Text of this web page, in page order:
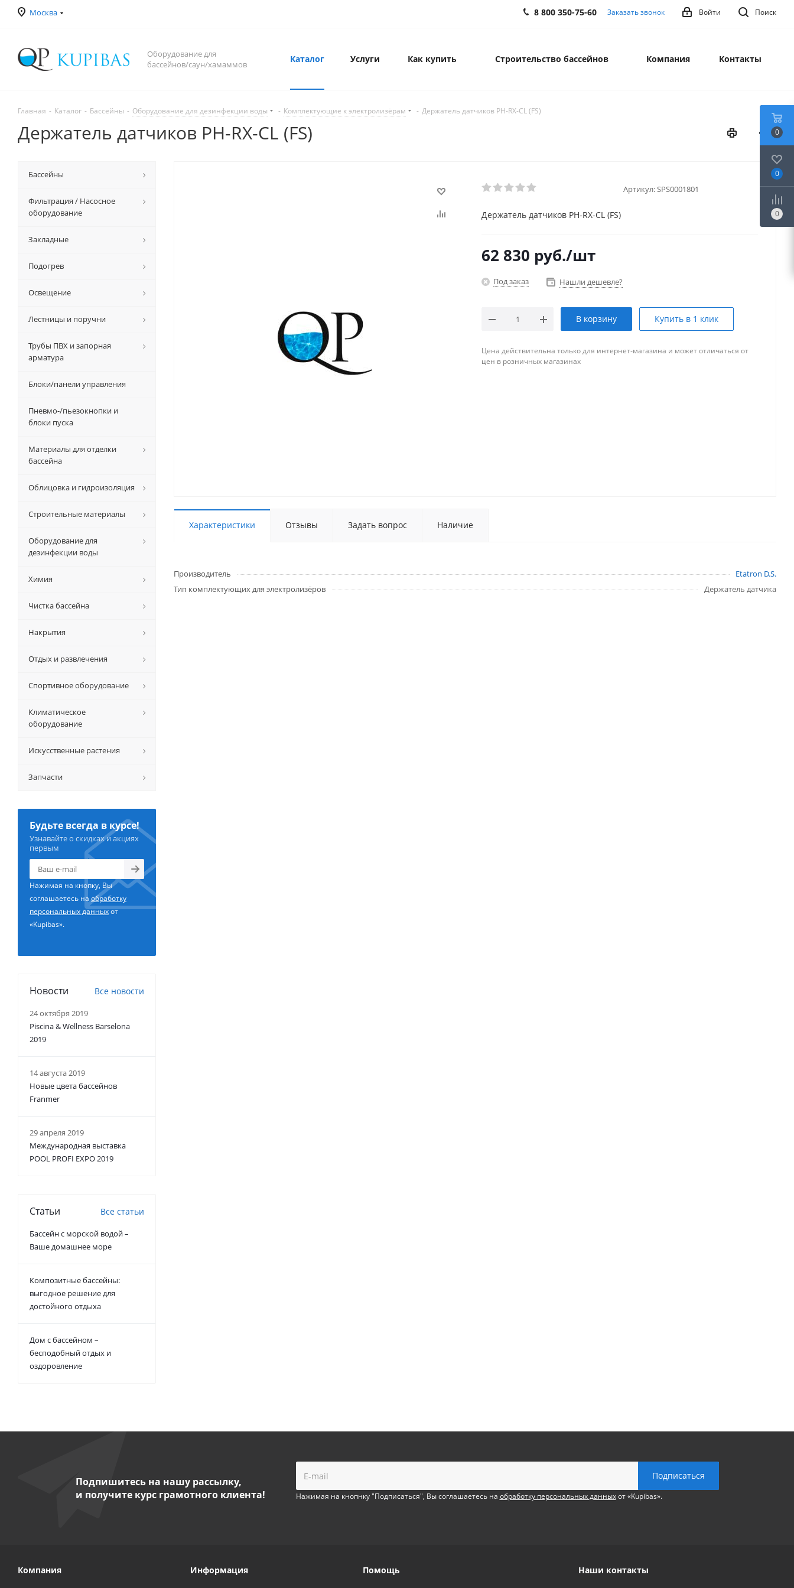
Москва Поиск
Войти
8 800 350-75-60 Заказать звонок
Оборудование для
бассейнов/саун/хамаммов
Каталог Услуги Как купить Строительство бассейнов Компания Контакты
Главная - Каталог - Бассейны - Оборудование для дезинфекции воды - Комплектующие к электролизёрам - Держатель датчиков PH-RX-CL (FS)
Держатель датчиков PH-RX-CL (FS)
Артикул: SPS0001801
Держатель датчиков PH-RX-CL (FS)
62 830 руб./шт
Под заказ Нашли дешевле?
В корзину Купить в 1 клик
Цена действительна только для интернет-магазина и может отличаться от
цен в розничных магазинах
Характеристики Отзывы Задать вопрос Наличие
Производитель
Etatron D.S.
Тип комплектующих для электролизёров
Держатель датчика
Бассейны
Фильтрация / Насосное
оборудование
Закладные
Подогрев
Освещение
Лестницы и поручни
Трубы ПВХ и запорная
арматура
Блоки/панели управления
Пневмо-/пьезокнопки и
блоки пуска
Материалы для отделки
бассейна
Облицовка и гидроизоляция
Строительные материалы
Оборудование для
дезинфекции воды
Химия
Чистка бассейна
Накрытия
Отдых и развлечения
Спортивное оборудование
Климатическое
оборудование
Искусственные растения
Запчасти
Будьте всегда в курсе!
Узнавайте о скидках и акциях
первым
Нажимая на кнопку, Вы
соглашаетесь наобработку
персональных данныхот
«Kupibas».
Новости Все новости
24 октября 2019
Piscina & Wellness Barselona
2019
14 августа 2019
Новые цвета бассейнов
Franmer
29 апреля 2019
Международная выставка
POOL PROFI EXPO 2019
Статьи Все статьи
Бассейн с морской водой –
Ваше домашнее море
Композитные бассейны:
выгодное решение для
достойного отдыха
Дом с бассейном –
бесподобный отдых и
оздоровление
Подпишитесь на нашу рассылку,
и получите курс грамотного клиента!
Нажимая на кнопнку "Подписаться", Вы соглашаетесь на обработку персональных данныхот «Kupibas».
Компания Информация Помощь Наши контакты
0
0
0